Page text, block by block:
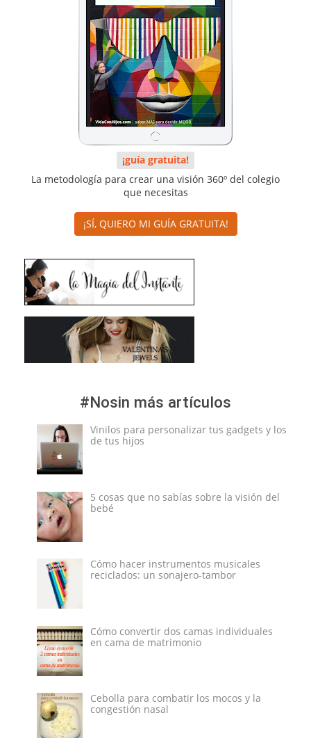
¡guía gratuita!
La metodología para crear una visión 360º del colegio
que necesitas
¡SÍ, QUIERO MI GUÍA GRATUITA!
#Nosin más artículos
Vinilos para personalizar tus gadgets y los
de tus hijos
5 cosas que no sabías sobre la visión del
bebé
Cómo hacer instrumentos musicales
reciclados: un sonajero-tambor
Cómo convertir dos camas individuales
en cama de matrimonio
Cebolla para combatir los mocos y la
congestión nasal